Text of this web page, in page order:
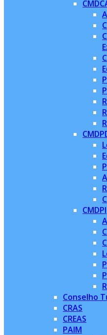
CMDPI
Conselho
CRAS
CREAS
PAIM